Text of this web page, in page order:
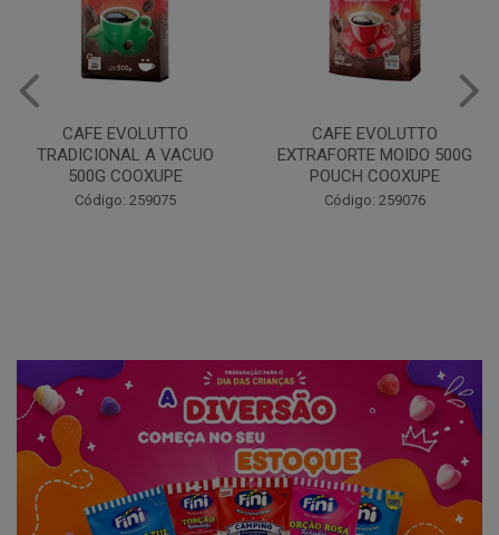
CAFE EVOLUTTO
TRADICIONAL A VACUO
500G COOXUPE
Código: 259075
CAFE EVOLUTTO
EXTRAFORTE MOIDO 500G
POUCH COOXUPE
Código: 259076